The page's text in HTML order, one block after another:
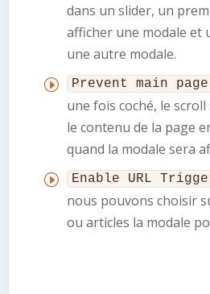
dans un slider, un
afficher une modale et
une autre modale.
Prevent main
une fois coché, le
le contenu de la page
quand la modale sera
Enable URL
nous pouvons choisir
ou articles la modale